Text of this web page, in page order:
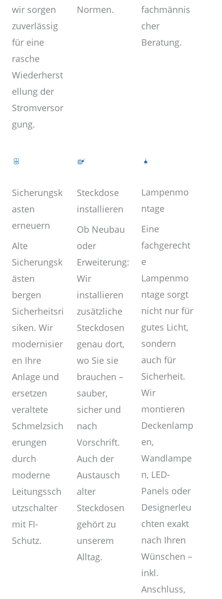
wir sorgen
zuverlässig
für eine
rasche
Wiederherst
ellung der
Stromversor
gung.
Normen.
fachmännis
cher
Beratung.
Sicherungsk
asten
erneuern
Alte
Sicherungsk
ästen
bergen
Sicherheitsri
siken. Wir
modernisier
en Ihre
Anlage und
ersetzen
veraltete
Schmelzsich
erungen
durch
moderne
Leitungssch
utzschalter
mit FI-
Schutz.
Steckdose
installieren
Ob Neubau
oder
Erweiterung:
Wir
installieren
zusätzliche
Steckdosen
genau dort,
wo Sie sie
brauchen –
sauber,
sicher und
nach
Vorschrift.
Auch der
Austausch
alter
Steckdosen
gehört zu
unserem
Alltag.
Lampenmo
ntage
Eine
fachgerecht
e
Lampenmo
ntage sorgt
nicht nur für
gutes Licht,
sondern
auch für
Sicherheit.
Wir
montieren
Deckenlamp
en,
Wandlampe
n, LED-
Panels oder
Designerleu
chten exakt
nach Ihren
Wünschen –
inkl.
Anschluss,